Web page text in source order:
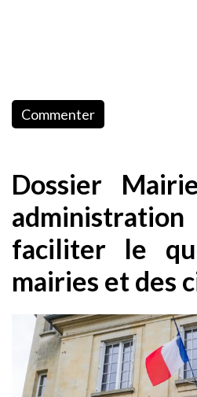
Commenter
Dossier
faciliter le
mairies et des